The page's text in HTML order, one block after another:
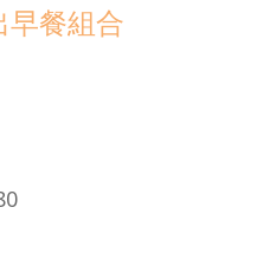
餐組合